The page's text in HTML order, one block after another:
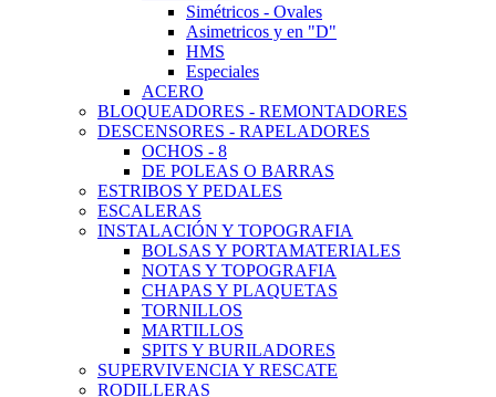
Simétricos - Ovales
Asimetricos y en "D"
HMS
Especiales
ACERO
BLOQUEADORES - REMONTADORES
DESCENSORES - RAPELADORES
OCHOS - 8
DE POLEAS O BARRAS
ESTRIBOS Y PEDALES
ESCALERAS
INSTALACIÓN Y TOPOGRAFIA
BOLSAS Y PORTAMATERIALES
NOTAS Y TOPOGRAFIA
CHAPAS Y PLAQUETAS
TORNILLOS
MARTILLOS
SPITS Y BURILADORES
SUPERVIVENCIA Y RESCATE
RODILLERAS